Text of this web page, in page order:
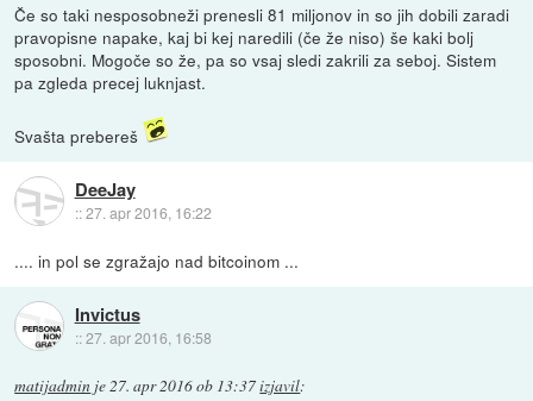
Če so taki nesposobneži prenesli 81 miljonov in so jih dobili zaradi
pravopisne napake, kaj bi kej naredili (če že niso) še kaki bolj
sposobni. Mogoče so že, pa so vsaj sledi zakrili za seboj. Sistem
pa zgleda precej luknjast.
Svašta prebereš
DeeJay
::27. apr 2016, 16:22
.... in pol se zgražajo nad bitcoinom ...
Invictus
::27. apr 2016, 16:58
matijadmin je27. apr 2016 ob 13:37izjavil: